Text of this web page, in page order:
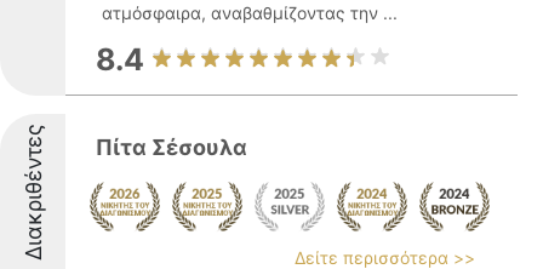
ατμόσφαιρα, αναβαθμίζοντας την ...
8.4
Διακριθέντες Πίτα Σέσουλα
Δείτε περισσότερα >>